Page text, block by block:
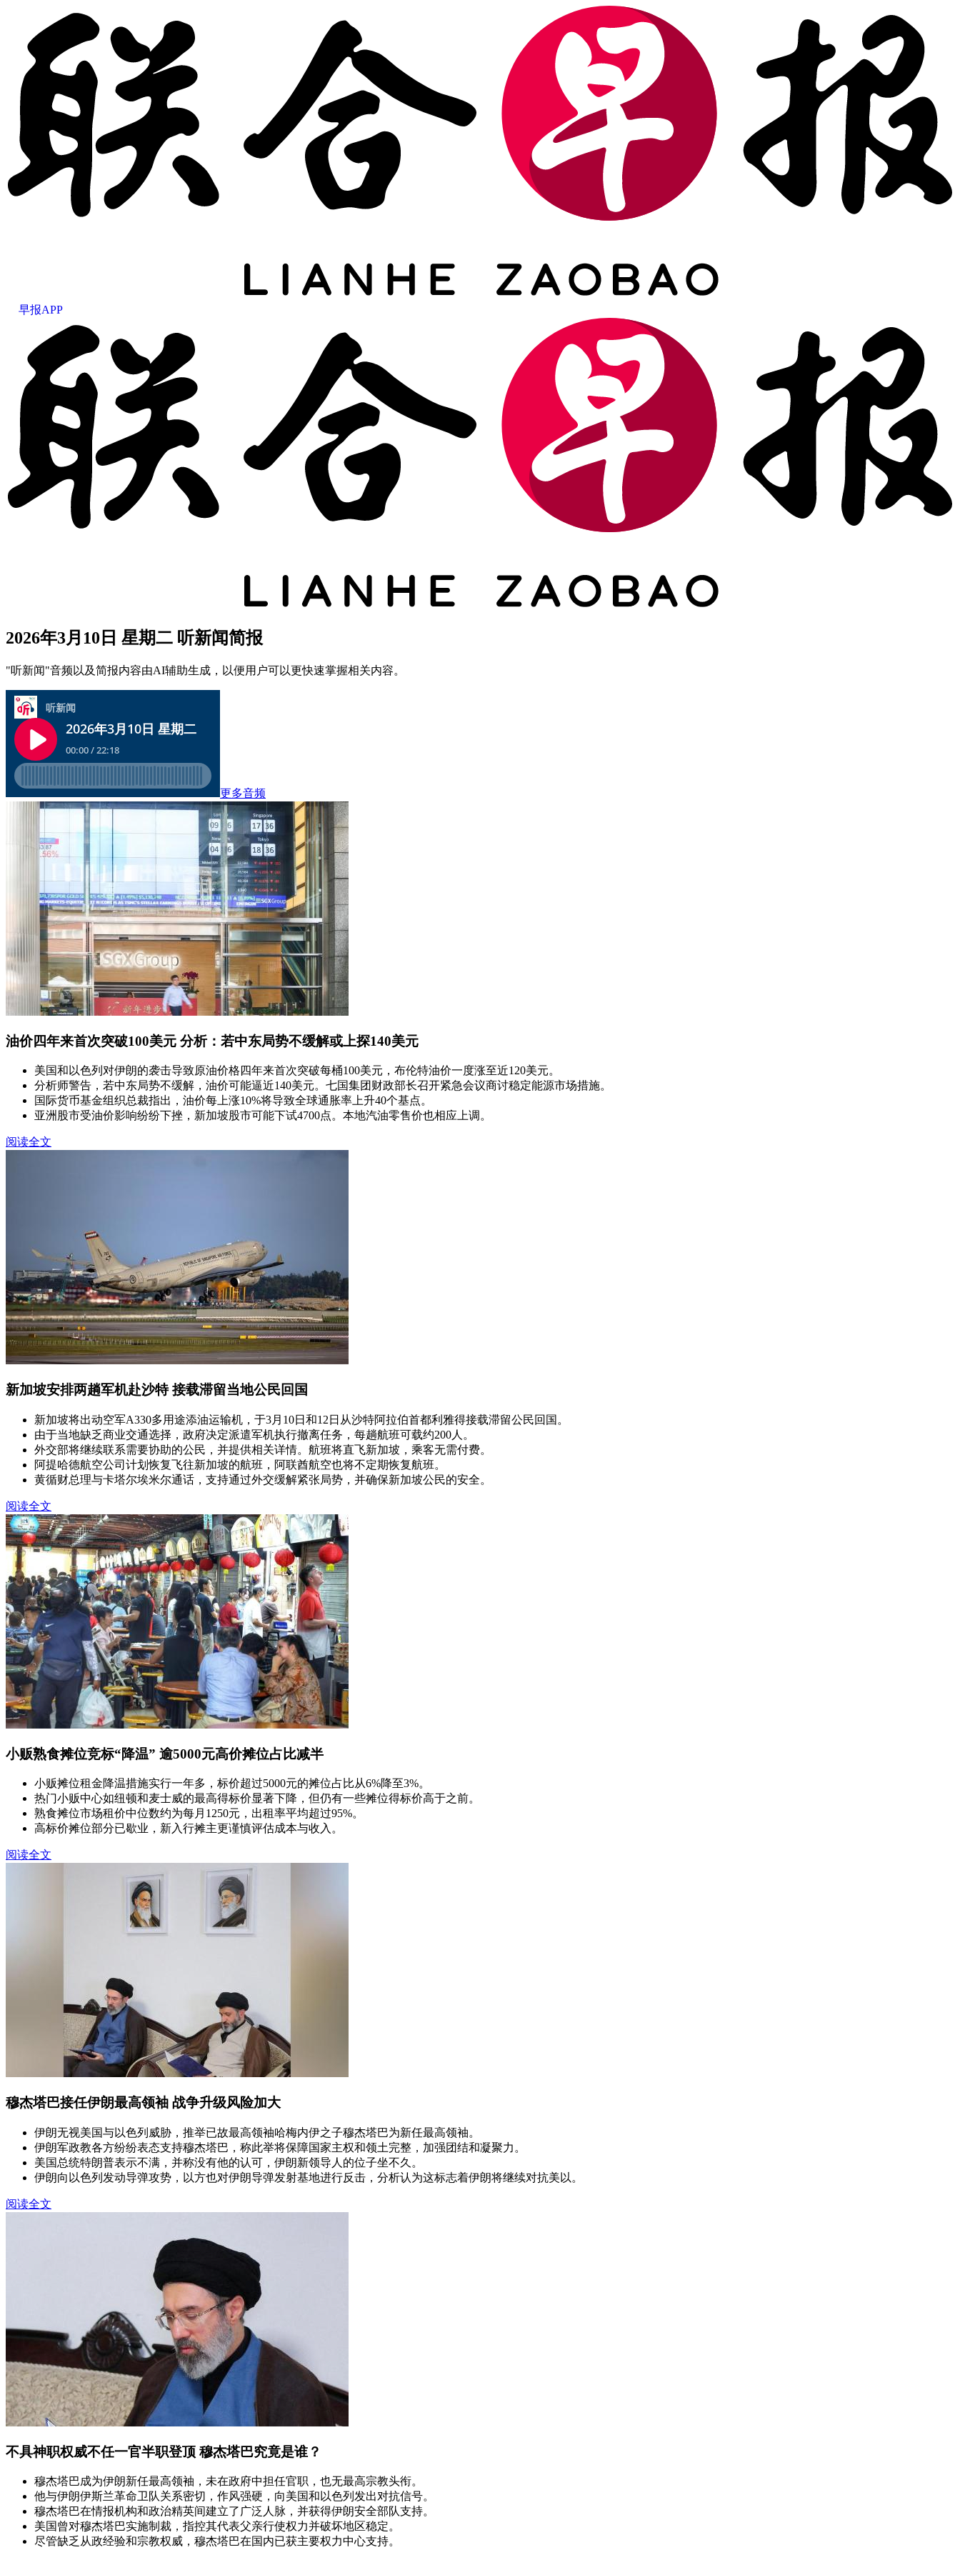
早报APP
2026年3月10日 星期二 听新闻简报
"听新闻"音频以及简报内容由AI辅助生成，以便用户可以更快速掌握相关内容。
更多音频
油价四年来首次突破100美元 分析：若中东局势不缓解或上探140美元
美国和以色列对伊朗的袭击导致原油价格四年来首次突破每桶100美元，布伦特油价一度涨至近120美元。
分析师警告，若中东局势不缓解，油价可能逼近140美元。七国集团财政部长召开紧急会议商讨稳定能源市场措施。
国际货币基金组织总裁指出，油价每上涨10%将导致全球通胀率上升40个基点。
亚洲股市受油价影响纷纷下挫，新加坡股市可能下试4700点。本地汽油零售价也相应上调。
阅读全文
新加坡安排两趟军机赴沙特 接载滞留当地公民回国
新加坡将出动空军A330多用途添油运输机，于3月10日和12日从沙特阿拉伯首都利雅得接载滞留公民回国。
由于当地缺乏商业交通选择，政府决定派遣军机执行撤离任务，每趟航班可载约200人。
外交部将继续联系需要协助的公民，并提供相关详情。航班将直飞新加坡，乘客无需付费。
阿提哈德航空公司计划恢复飞往新加坡的航班，阿联酋航空也将不定期恢复航班。
黄循财总理与卡塔尔埃米尔通话，支持通过外交缓解紧张局势，并确保新加坡公民的安全。
阅读全文
小贩熟食摊位竞标“降温” 逾5000元高价摊位占比减半
小贩摊位租金降温措施实行一年多，标价超过5000元的摊位占比从6%降至3%。
热门小贩中心如纽顿和麦士威的最高得标价显著下降，但仍有一些摊位得标价高于之前。
熟食摊位市场租价中位数约为每月1250元，出租率平均超过95%。
高标价摊位部分已歇业，新入行摊主更谨慎评估成本与收入。
阅读全文
穆杰塔巴接任伊朗最高领袖 战争升级风险加大
伊朗无视美国与以色列威胁，推举已故最高领袖哈梅内伊之子穆杰塔巴为新任最高领袖。
伊朗军政教各方纷纷表态支持穆杰塔巴，称此举将保障国家主权和领土完整，加强团结和凝聚力。
美国总统特朗普表示不满，并称没有他的认可，伊朗新领导人的位子坐不久。
伊朗向以色列发动导弹攻势，以方也对伊朗导弹发射基地进行反击，分析认为这标志着伊朗将继续对抗美以。
阅读全文
不具神职权威不任一官半职登顶 穆杰塔巴究竟是谁？
穆杰塔巴成为伊朗新任最高领袖，未在政府中担任官职，也无最高宗教头衔。
他与伊朗伊斯兰革命卫队关系密切，作风强硬，向美国和以色列发出对抗信号。
穆杰塔巴在情报机构和政治精英间建立了广泛人脉，并获得伊朗安全部队支持。
美国曾对穆杰塔巴实施制裁，指控其代表父亲行使权力并破坏地区稳定。
尽管缺乏从政经验和宗教权威，穆杰塔巴在国内已获主要权力中心支持。